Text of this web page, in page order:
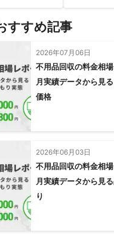
すすめ記事
2026年07月06日
不用品回収の料金相
月実績データから見
価格
2026年06月03日
不用品回収の料金相
月実績データから見
り